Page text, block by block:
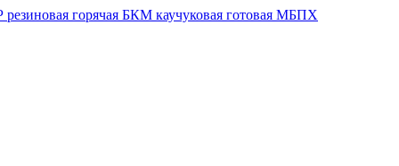
горячая БКМ каучуковая готовая МБПХ